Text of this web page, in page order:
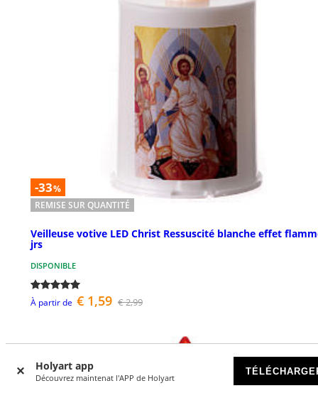
Holyart app
Découvrez maintenat l'APP de Holyart
-33%
REMISE SUR QUANTITÉ
Veilleuse votive LED Christ Ressuscité blanche effet
jrs
DISPONIBLE
À partir de € 1,59 € 2,99